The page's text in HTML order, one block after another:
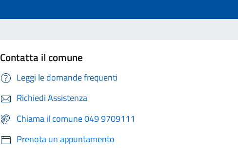
Contatta il comune
Leggi le domande frequenti
Richiedi Assistenza
Chiama il comune 049 9709111
Prenota un appuntamento